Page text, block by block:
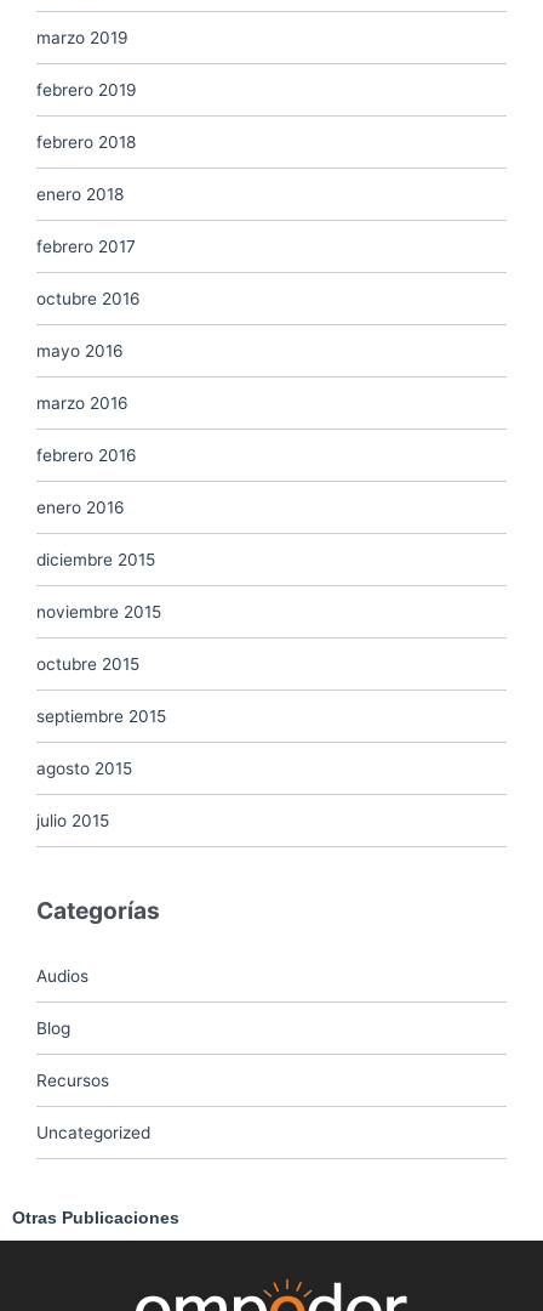
marzo 2019
febrero 2019
febrero 2018
enero 2018
febrero 2017
octubre 2016
mayo 2016
marzo 2016
febrero 2016
enero 2016
diciembre 2015
noviembre 2015
octubre 2015
septiembre 2015
agosto 2015
julio 2015
Categorías
Audios
Blog
Recursos
Uncategorized
Otras Publicaciones